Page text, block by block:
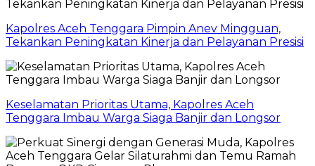
Kapolres Aceh Tenggara Pimpin Anev Mingguan,
Tekankan Peningkatan Kinerja dan Pelayanan Presisi
Keselamatan Prioritas Utama, Kapolres Aceh
Tenggara Imbau Warga Siaga Banjir dan Longsor